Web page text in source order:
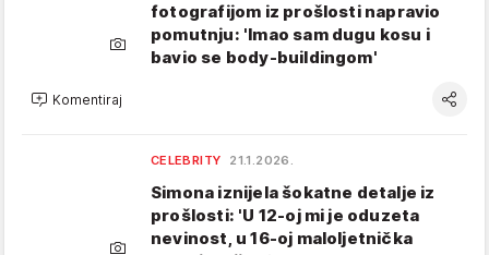
fotografijom iz prošlosti napravio
pomutnju: 'Imao sam dugu kosu i
bavio se body-buildingom'
Komentiraj
CELEBRITY 21.1.2026.
Simona iznijela šokatne detalje iz
prošlosti: 'U 12-oj mi je oduzeta
nevinost, u 16-oj maloljetnička